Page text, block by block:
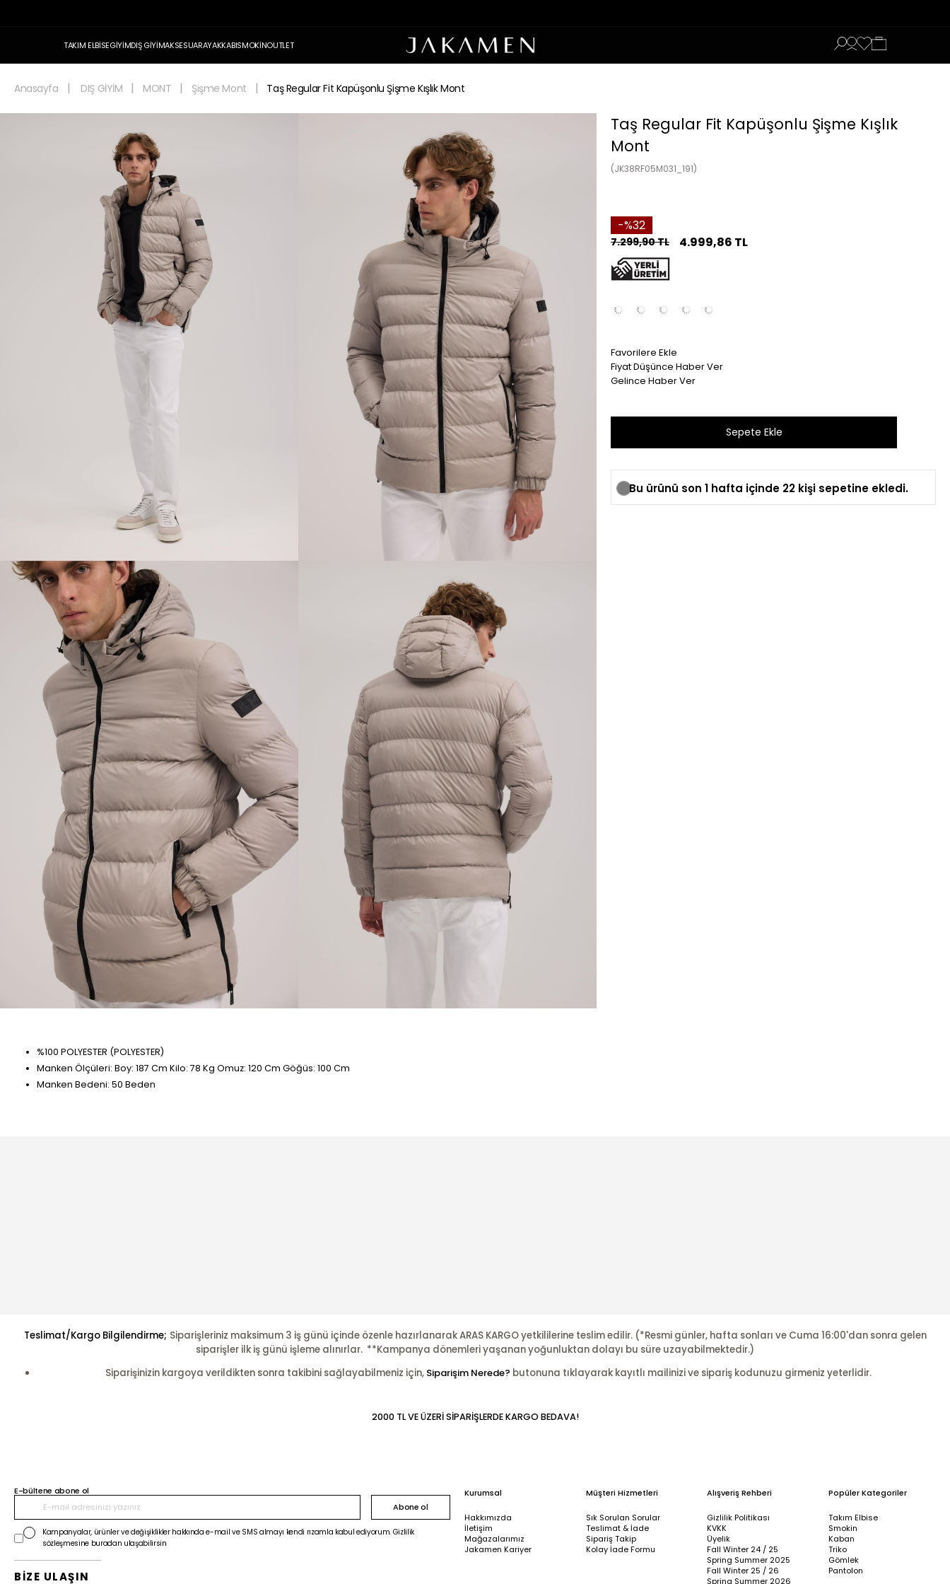
TAKIM ELBİSEGİYİMDIŞ GİYİMAKSESUARAYAKKABISMOKİNOUTLET
Anasayfa DIŞ GİYİM MONT Şişme Mont Taş Regular Fit Kapüşonlu Şişme Kışlık Mont
Taş Regular Fit Kapüşonlu Şişme Kışlık
Mont
(JK38RF05M031_191)
32
7.299,90 TL 4.999,86 TL
Favorilere Ekle
Fiyat Düşünce Haber Ver
Gelince Haber Ver
Bu ürünü son 1 hafta içinde 22 kişi sepetine ekledi.
%100 POLYESTER (POLYESTER)
Manken Ölçüleri: Boy: 187 Cm Kilo: 78 Kg Omuz: 120 Cm Göğüs: 100 Cm
Manken Bedeni: 50 Beden
Teslimat/Kargo Bilgilendirme; Siparişleriniz maksimum 3 iş günü içinde özenle hazırlanarak ARAS KARGO yetkililerine teslim edilir. (*Resmi günler, hafta sonları ve Cuma 16:00'dan sonra gelen
siparişler ilk iş günü işleme alınırlar. **Kampanya dönemleri yaşanan yoğunluktan dolayı bu süre uzayabilmektedir.)
Siparişinizin kargoya verildikten sonra takibini sağlayabilmeniz için, Siparişim Nerede? butonuna tıklayarak kayıtlı mailinizi ve sipariş kodunuzu girmeniz yeterlidir.
2000 TL VE ÜZERİ SİPARİŞLERDE KARGO BEDAVA!
E-bültene abone ol
Abone ol
Kampanyalar, ürünler ve değişiklikler hakkında e-mail ve SMS almayı kendi rızamla kabul ediyorum. Gizlilik
sözleşmesine buradan ulaşabilirsin
BİZE ULAŞIN
Kurumsal
Hakkımızda
İletişim
Mağazalarımız
Jakamen Kariyer
Müşteri Hizmetleri
Sık Sorulan Sorular
Teslimat & İade
Sipariş Takip
Kolay İade Formu
Alışveriş Rehberi
Gizlilik Politikası
KVKK
Üyelik
Fall Winter 24 / 25
Spring Summer 2025
Fall Winter 25 / 26
Spring Summer 2026
Popüler Kategoriler
Takım Elbise
Smokin
Kaban
Triko
Gömlek
Pantolon